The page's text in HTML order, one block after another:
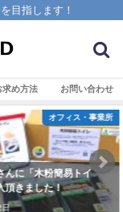
目指します！
求め方法 お問い合わせ
所
沖縄に新登場のリ
「STORYLINE 瀬
2024年4月30日